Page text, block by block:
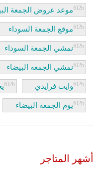
موعد عروض الجمعة
موقع الجمعة السوداء
نمشي الجمعة السوداء
نمشي الجمعه البيضاء
وايت فرايدي
يوم الجمعة البيضاء
أشهر المتاجر